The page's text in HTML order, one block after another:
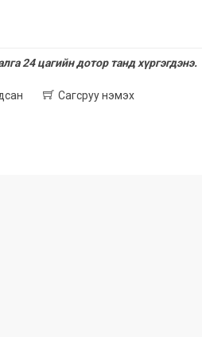
24 цагийн дотор танд хүргэгдэнэ.
Сагсруу нэмэх